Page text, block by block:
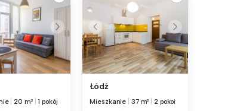
|20 m² |1 pokój
Łódź
Mieszkanie 37 m² 2 pokoi